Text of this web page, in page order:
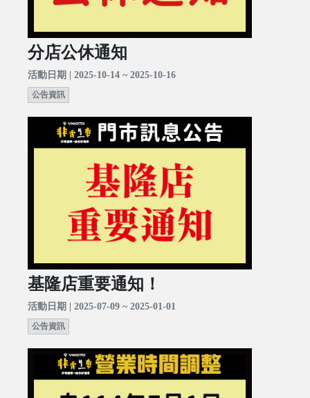
分店公休通知
活動日期 | 2025-10-14 ~ 2025-10-16
公告資訊
基隆店重要通知！
活動日期 | 2025-07-09 ~ 2025-01-01
公告資訊